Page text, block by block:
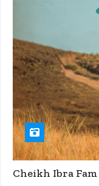
Cheikh Ibra